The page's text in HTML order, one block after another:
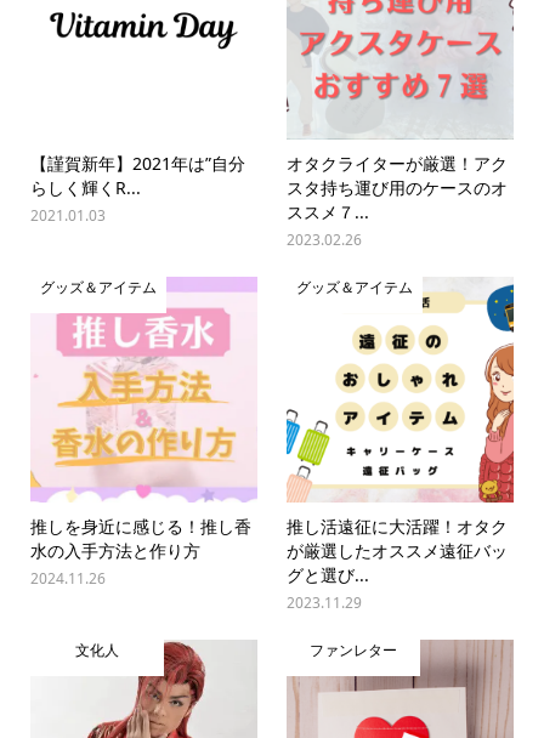
【謹賀新年】2021年は”自分
らしく輝くR...
2021.01.03
オタクライターが厳選！アク
スタ持ち運び用のケースのオ
ススメ７...
2023.02.26
グッズ＆アイテム
推しを身近に感じる！推し香
水の入手方法と作り方
2024.11.26
グッズ＆アイテム
推し活遠征に大活躍！オタク
が厳選したオススメ遠征バッ
グと選び...
2023.11.29
文化人 ファンレター